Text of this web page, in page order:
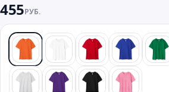
455РУБ.
оранжевый
белый красныйсиний
светлый меланж
фиолетовый
черныйрозовый